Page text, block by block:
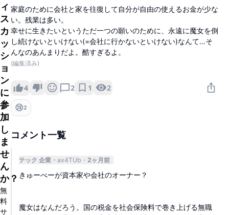
ィ
ス
カ
ッ
シ
ョ
ン
に
参
加
し
ま
せ
ん
か？
無
料
サ
家庭のために会社と家を往復して自分が自由の使えるお金が少な
い。残業は多い。
幸せに生きたいというただ一つの願いのために、永遠に魔女を倒
し続けないといけない(=会社に行かないといけない)なんて...そ
んなのあんまりだよ。酷すぎるよ。
(編集済み)
4 2 1 2
😢2
コメント一覧
テック 企業 ax4TUb 2ヶ月前
きゅーべーが資本家や会社のオーナー？
魔女はなんだろう。国の税金を社会保険料で巻き上げる無職